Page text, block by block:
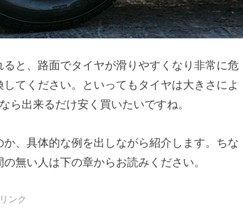
と、路面でタイヤが滑りやすくなり非常に危
てください。といってもタイヤは大きさによ
ら出来るだけ安く買いたいですね。
、具体的な例を出しながら紹介します。ちな
無い人は下の章からお読みください。
ンク